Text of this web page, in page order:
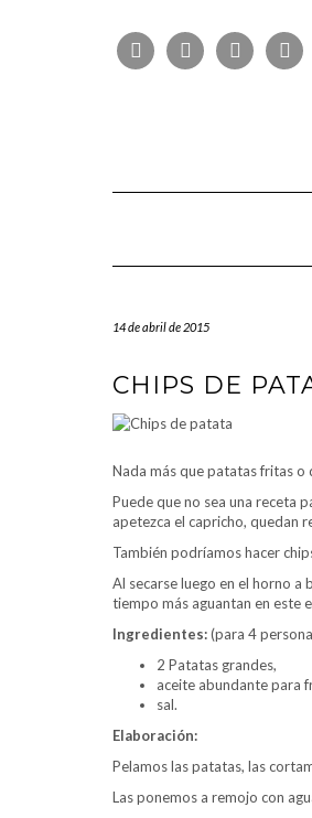
FOLLOW
US
FACEBOOKTWITTERPINTEREST
14 de abril de 2015
CHIPS DE
Nada más que patatas fritas o
Puede que no sea una receta
apetezca el capricho, quedan
También podríamos hacer
Al secarse luego en el horno
tiempo más aguantan en este
Ingredientes:(para 4
2 Patatas grandes,
aceite abundante para
sal.
Elaboración:
Pelamos las patatas, las
Las ponemos a remojo con